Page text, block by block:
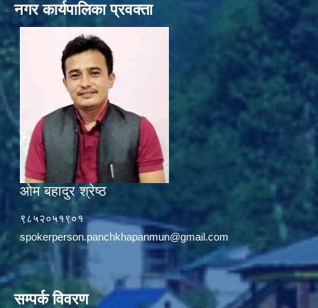
नगर कार्यपालिका प्रवक्ता
ओम बहादुर श्रेष्ठ
९८५२०५१९०१
spokerperson.panchkhapanmun@gmail.com
सम्पर्क विवरण